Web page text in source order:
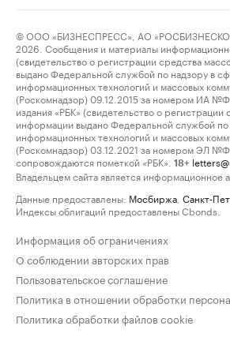
© ООО «БИЗНЕСПРЕСС», АО
2026. Сообщения и материалы
(свидетельство о регистрации средства
выдано Федеральной службой по надзору в
информационных технологий и массовых
(Роскомнадзор) 09.12.2015 за номером ИА
издания «РБК» (свидетельство о регистрации
информации выдано Федеральной службой по
информационных технологий и массовых
(Роскомнадзор) 03.12.2021 за номером ЭЛ
сопровождаются пометкой «РБК».
18+
Владельцем сайта является информационное
Данные предоставлены: Мосбиржа Санкт-
Индексы облигаций предоставлены Cbonds.
Информация об ограничениях
О соблюдении авторских прав
Пользовательское соглашение
Политика в отношении обработки
Политика обработки файлов cookie